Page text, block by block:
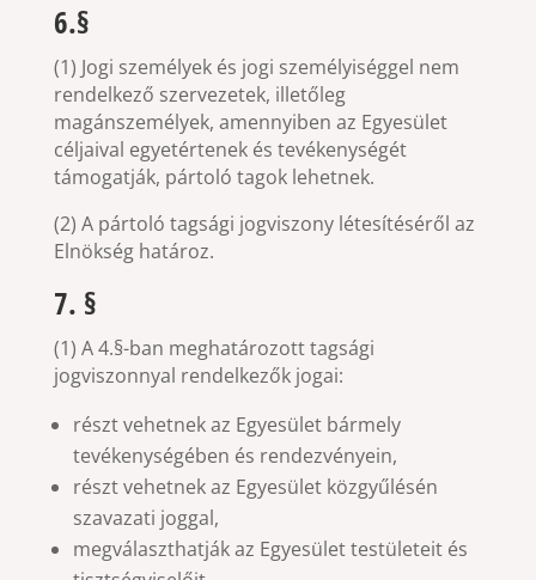
6.§
(1) Jogi személyek és jogi személyiséggel nem
rendelkező szervezetek, illetőleg
magánszemélyek, amennyiben az Egyesület
céljaival egyetértenek és tevékenységét
támogatják, pártoló tagok lehetnek.
(2) A pártoló tagsági jogviszony létesítéséről az
Elnökség határoz.
7. §
(1) A 4.§-ban meghatározott tagsági
jogviszonnyal rendelkezők jogai:
részt vehetnek az Egyesület bármely
tevékenységében és rendezvényein,
részt vehetnek az Egyesület közgyűlésén
szavazati joggal,
megválaszthatják az Egyesület testületeit és